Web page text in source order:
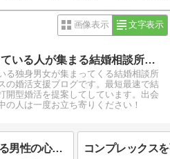
画像表示 文字表示
婚活に苦労している人が集まる結婚相談所のブログ
る独身男女が集まってくる結婚相談所
の婚活支援ブログです。最短最速で結
開型婚活を提案してしています。出会
の人は一度お立ち寄りください！
初デートで手をつないでくる男性の心理と上手な対応方法